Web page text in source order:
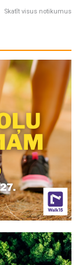
Skatīt visus notikumus